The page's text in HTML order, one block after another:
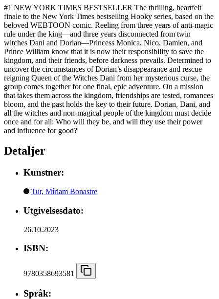
#1 NEW YORK TIMES BESTSELLER The thrilling, heartfelt
finale to the New York Times bestselling Hooky series, based on the
beloved WEBTOON comic. Reeling from three years of anti-magic
rule under the king—and three years disconnected from twin
witches Dani and Dorian—Princess Monica, Nico, Damien, and
Prince William know that it is now their responsibility to save the
kingdom, and their friends, before darkness prevails. Determined to
uncover the circumstances of Dorian’s disappearance and rescue
reigning Queen of the Witches Dani from her mysterious curse, the
group comes together for one final, epic adventure. On a mission
that takes them across the kingdom, friendships are tested, romances
bloom, and the past holds the key to their future. Dorian, Dani, and
all the witches and non-magical people of the kingdom must decide
once and for all: Who will they be, and will they use their power
and influence for good?
Detaljer
Kunstner:
Tur, Míriam Bonastre
Utgivelsesdato:
26.10.2023
ISBN:
9780358693581
Språk: